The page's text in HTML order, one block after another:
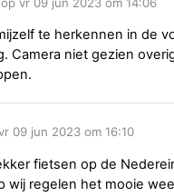
te herkennen in de
Camera niet gezien
09 jun 2023 om 16:10
fietsen op de
wij regelen het mooie